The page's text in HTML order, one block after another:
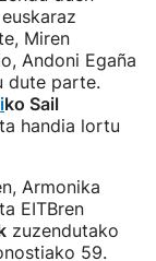
Miren
Andoni Egaña
dute parte.
ko Sail
handia lortu
Armonika
EITBren
zuzendutako
59.